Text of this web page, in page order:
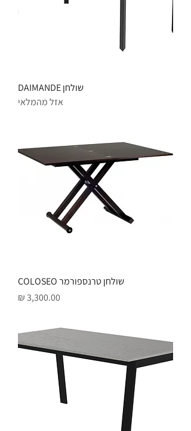
שולחן DAIMANDE
אזל מהמלאי
שולחן טרנספורמר COLOSEO
מחיר